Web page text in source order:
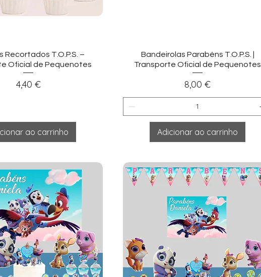
rápida
Recortados T.O.P.S. –
Oficial de Pequenotes
Preço
4,40 €
ao carrinho
Visualização rápida
Bandeirolas Parabéns T.O.P.S. |
Transporte Oficial de Pequenotes
Preço
8,00 €
Adicionar ao carrinho